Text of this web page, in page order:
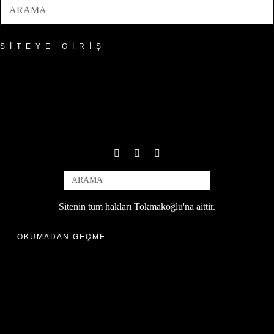
SITEYE GIRIŞ
Sitenin tüm hakları Tokmakoğlu'na aittir.
OKUMADAN GEÇME